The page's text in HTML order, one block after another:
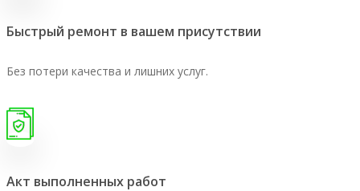
Быстрый ремонт в вашем присутствии
Без потери качества и лишних услуг.
Акт выполненных работ